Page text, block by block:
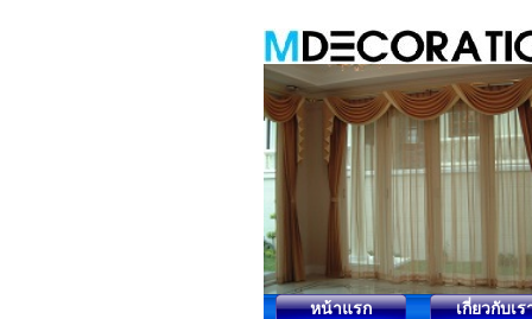
หน้าแรก เกี่ยวกับเร